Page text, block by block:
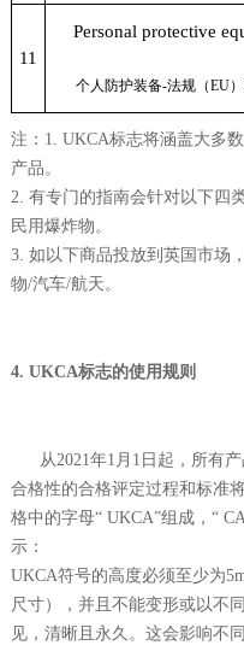
11
Personal protective
个人防护装备-法规（EU）
注：1. UKCA标志将涵盖大多
产品。
2. 有专门的指南会针对以下四
民用爆炸物。
3. 如以下商品投放到英国市场
物/汽车/航天。
4. UKCA标志的使用规则
从2021年1月1日起，所有产
合格性的合格评定过程和标准
格中的字母“ UKCA”组成，“
示：
UKCA符号的高度必须至少为
尺寸），并且不能变形或以不
见，清晰且永久。这会影响不